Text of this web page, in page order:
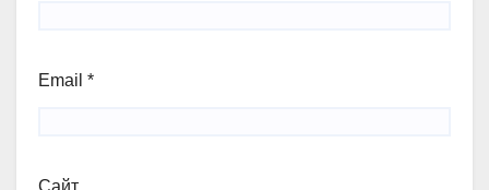
Email *
Сайт